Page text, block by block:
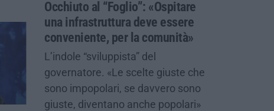
Occhiuto al “Foglio”: «Ospitare
una infrastruttura deve essere
conveniente, per la comunità»
L’indole “sviluppista” del
governatore. «Le scelte giuste che
sono impopolari, se davvero sono
giuste, diventano anche popolari»